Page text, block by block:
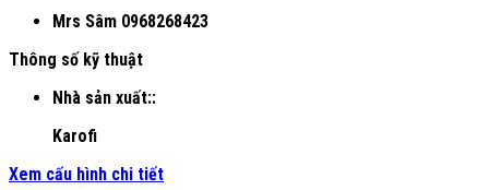
Mrs Sâm 0968268423
Thông số kỹ thuật
Nhà sản xuất::
Karofi
Xem cấu hình chi tiết